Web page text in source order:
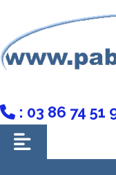
 : 03 86 74 51